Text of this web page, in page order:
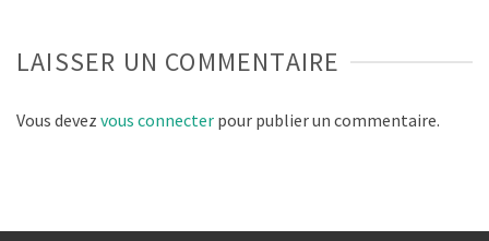
LAISSER UN COMMENTAIRE
Vous devez vous connecter pour publier un commentaire.